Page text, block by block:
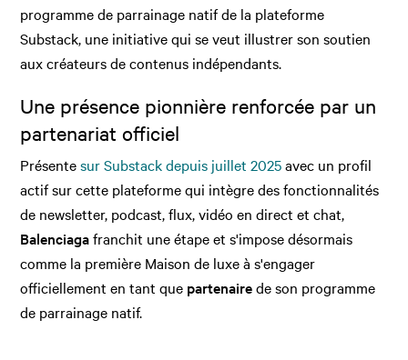
programme de parrainage natif de la plateforme
Substack, une initiative qui se veut illustrer son soutien
aux créateurs de contenus indépendants.
Une présence pionnière renforcée par un
partenariat officiel
Présentesur Substack depuis juillet 2025avec un profil
actif sur cette plateforme qui intègre des fonctionnalités
de newsletter, podcast, flux, vidéo en direct et chat,
Balenciagafranchit une étape et s'impose désormais
comme la première Maison de luxe à s'engager
officiellement en tant que partenairede son programme
de parrainage natif.